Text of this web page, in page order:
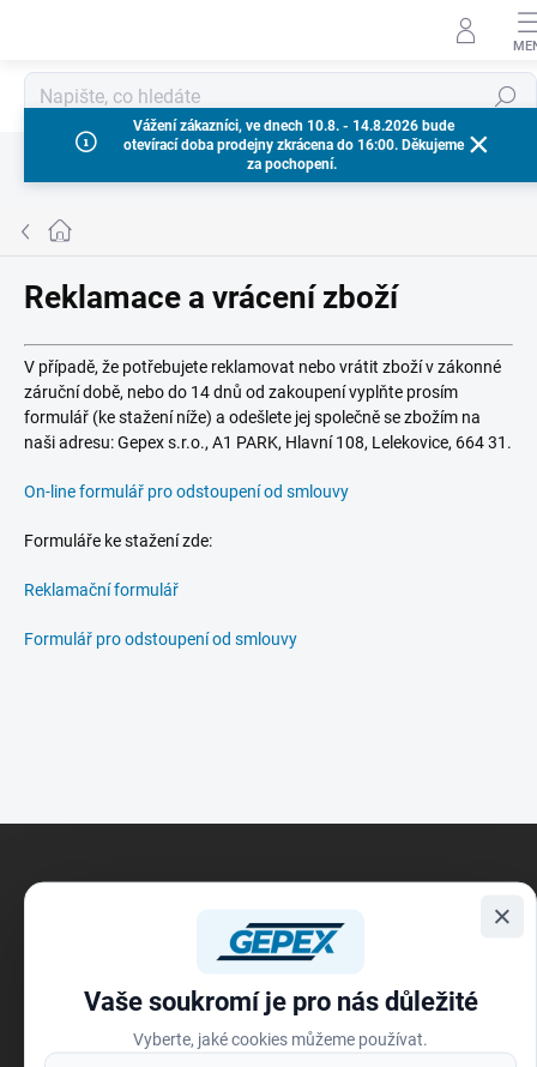
Vaše soukromí je pro nás důležité
Vyberte, jaké cookies můžeme používat.
×
Vážení zákazníci, ve dnech 10.8. - 14.8.2026 bude
otevírací doba prodejny zkrácena do 16:00. Děkujeme
za pochopení.
Hledat
Domů
Reklamace a vrácení zboží
V případě, že potřebujete reklamovat nebo vrátit zboží v zákonné
záruční době, nebo do 14 dnů od zakoupení vyplňte prosím
formulář (ke stažení níže) a odešlete jej společně se zbožím na
naši adresu: Gepex s.r.o., A1 PARK, Hlavní 108, Lelekovice, 664 31.
On-line formulář pro odstoupení od smlouvy
Formuláře ke stažení zde:
Reklamační formulář
Formulář pro odstoupení od smlouvy